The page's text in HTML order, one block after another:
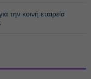
την κοινή εταιρεία